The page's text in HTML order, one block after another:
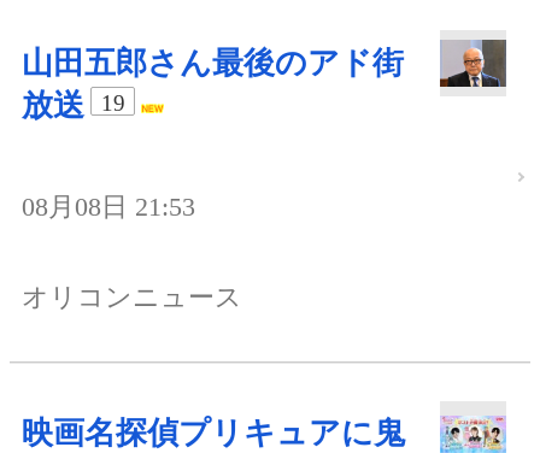
山田五郎さん最後のアド街
放送
19
08月08日 21:53
オリコンニュース
映画名探偵プリキュアに鬼